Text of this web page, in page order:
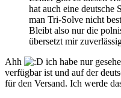
hat auch eine deutsche
man Tri-Solve nicht
Bleibt also nur die
übersetzt mir
Ahh
ich habe nur
verfügbar ist und auf der
für den Versand. Ich werde